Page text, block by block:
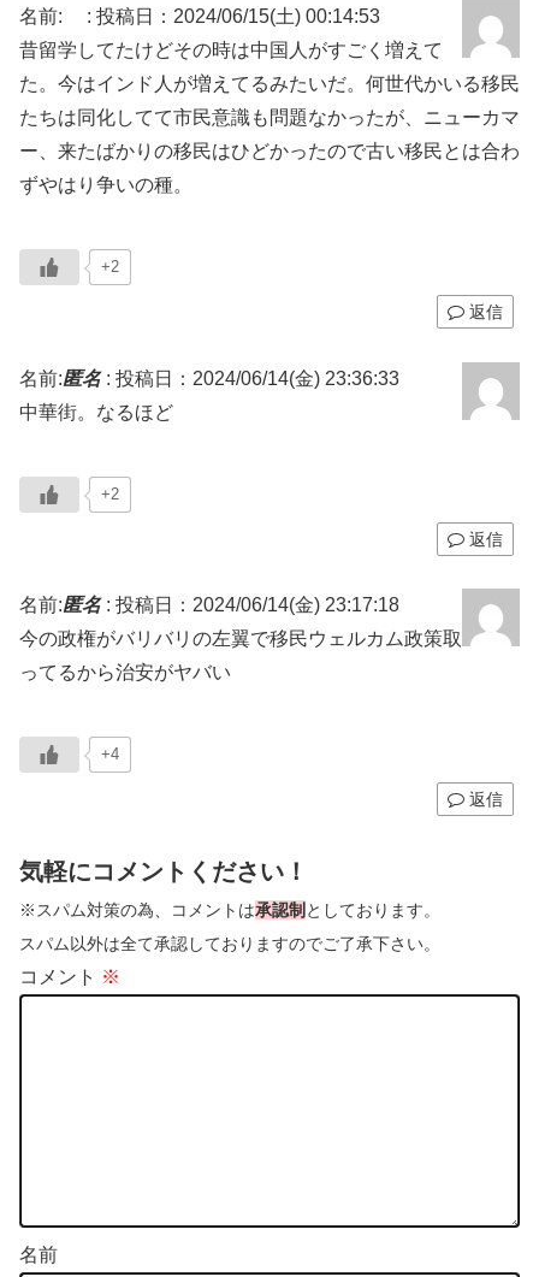
名前: : 投稿日：2024/06/15(土) 00:14:53
昔留学してたけどその時は中国人がすごく増えて
た。今はインド人が増えてるみたいだ。何世代かいる移民
たちは同化してて市民意識も問題なかったが、ニューカマ
ー、来たばかりの移民はひどかったので古い移民とは合わ
ずやはり争いの種。
+2
返信
名前:匿名: 投稿日：2024/06/14(金) 23:36:33
中華街。なるほど
+2
返信
名前:匿名: 投稿日：2024/06/14(金) 23:17:18
今の政権がバリバリの左翼で移民ウェルカム政策取
ってるから治安がヤバい
+4
返信
気軽にコメントください！
※スパム対策の為、コメントは承認制 としております。
スパム以外は全て承認しておりますのでご了承下さい。
コメント ※
名前